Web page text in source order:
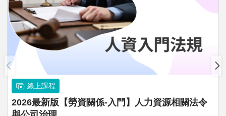
線上課程
2026最新版【勞資關係-入門】人力資源相關法令